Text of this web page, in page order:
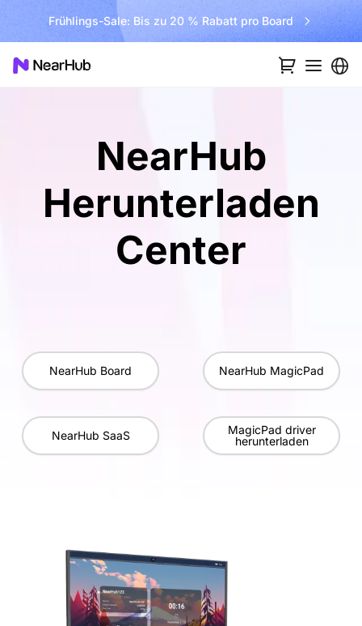
Frühlings-Sale: Bis zu 20 % Rabatt pro Board
NearHub
Herunterladen
Center
NearHub Board NearHub MagicPad
NearHub SaaS
MagicPad driver
herunterladen